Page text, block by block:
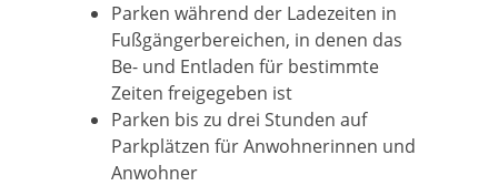
Parken während der Ladezeiten in
Fußgängerbereichen, in denen das
Be- und Entladen für bestimmte
Zeiten freigegeben ist
Parken bis zu drei Stunden auf
Parkplätzen für Anwohnerinnen und
Anwohner